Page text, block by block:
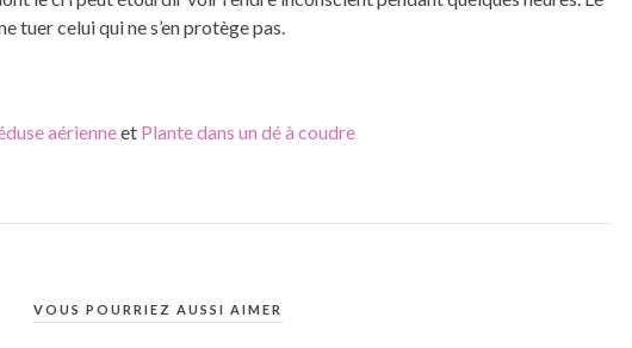
tuer celui qui ne s’en protège pas.
aérienneet Plante dans un dé à coudre
VOUS POURRIEZ AUSSI AIMER